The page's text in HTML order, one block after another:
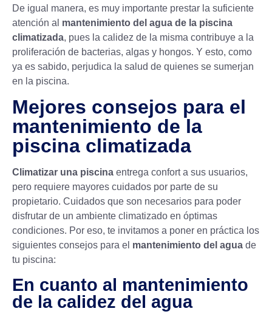
De igual manera, es muy importante prestar la suficiente
atención al mantenimiento del agua de la piscina
climatizada, pues la calidez de la misma contribuye a la
proliferación de bacterias, algas y hongos. Y esto, como
ya es sabido, perjudica la salud de quienes se sumerjan
en la piscina.
Mejores consejos para el
mantenimiento de la
piscina climatizada
Climatizar una piscina entrega confort a sus usuarios,
pero requiere mayores cuidados por parte de su
propietario. Cuidados que son necesarios para poder
disfrutar de un ambiente climatizado en óptimas
condiciones. Por eso, te invitamos a poner en práctica los
siguientes consejos para el mantenimiento del agua de
tu piscina:
En cuanto al mantenimiento
de la calidez del agua